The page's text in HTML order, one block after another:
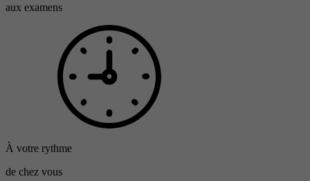
aux examens
À votre rythme
de chez vous